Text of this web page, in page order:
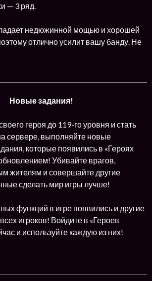
— 3 ряд.
недюжинной мощью и хорошей
отлично усилит вашу банду. Не
Новые задания!
героя до 119-го уровня и стать
сервере, выполняйте новые
которые появились в «Героях
Убивайте врагов,
жителям и совершайте другие
сделать мир игры лучше!
функций в игре появились и другие
игроков! Войдите в «Героев
и используйте каждую из них!